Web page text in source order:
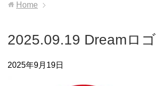
Home
2025.09.19 Dreamロゴ
2025年9月19日